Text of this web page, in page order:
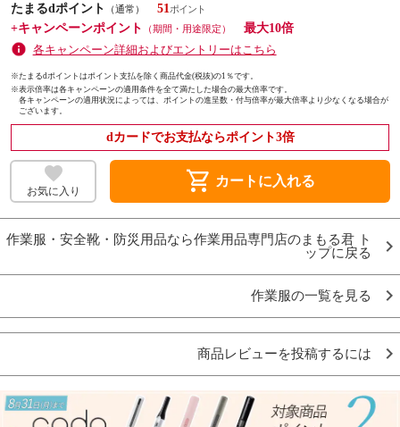
たまるdポイント
（通常）
51
+キャンペーンポイント
（期間・用途限定）
最大10倍
各キャンペーン詳細およびエントリーはこちら
※たまるdポイントはポイント支払を除く商品代金(税抜)の1％です。
※表示倍率は各キャンペーンの適用条件を全て満たした場合の最大倍率です。
各キャンペーンの適用状況によっては、ポイントの進呈数・付与倍率が最大倍率より少なくなる場合が
ございます。
dカードでお支払ならポイント3倍
お気に入り shopping_cart カートに入れる
作業服・安全靴・防災用品なら作業用品専門店のまもる君 ト
ップに戻る
作業服の一覧を見る
商品レビューを投稿するには